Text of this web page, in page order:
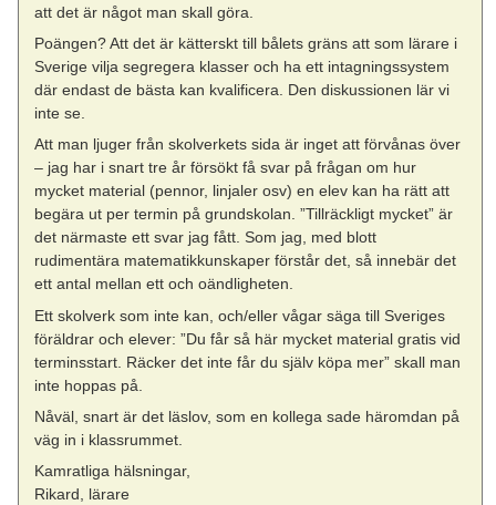
att det är något man skall göra.
Poängen? Att det är kätterskt till bålets gräns att som lärare i
Sverige vilja segregera klasser och ha ett intagningssystem
där endast de bästa kan kvalificera. Den diskussionen lär vi
inte se.
Att man ljuger från skolverkets sida är inget att förvånas över
– jag har i snart tre år försökt få svar på frågan om hur
mycket material (pennor, linjaler osv) en elev kan ha rätt att
begära ut per termin på grundskolan. ”Tillräckligt mycket” är
det närmaste ett svar jag fått. Som jag, med blott
rudimentära matematikkunskaper förstår det, så innebär det
ett antal mellan ett och oändligheten.
Ett skolverk som inte kan, och/eller vågar säga till Sveriges
föräldrar och elever: ”Du får så här mycket material gratis vid
terminsstart. Räcker det inte får du själv köpa mer” skall man
inte hoppas på.
Nåväl, snart är det läslov, som en kollega sade häromdan på
väg in i klassrummet.
Kamratliga hälsningar,
Rikard, lärare